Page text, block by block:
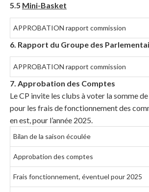
5.5 Mini-Basket
APPROBATION rapport commission
6. Rapport du Groupe des
APPROBATION rapport commission
7. Approbation des Comptes
Le CP invite les clubs à voter la somme
pour les frais de fonctionnement des
en est, pour l’année 2025.
Bilan de la saison écoulée
Approbation des comptes
Frais fonctionnement, éventuel pour 2025